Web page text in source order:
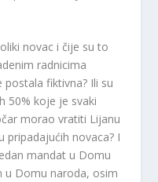
novac i čije su to
radnicima
fiktivna? Ili su
50% koje je svaki
morao vratiti Lijanu
novaca? I
mandat u Domu
u Domu naroda, osim